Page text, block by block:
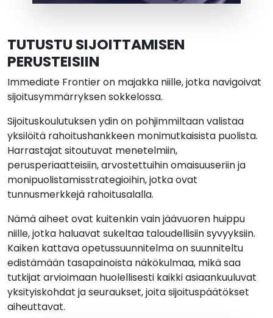
TUTUSTU SIJOITTAMISEN
PERUSTEISIIN
Immediate Frontier on majakka niille, jotka navigoivat
sijoitusymmärryksen sokkelossa.
Sijoituskoulutuksen ydin on pohjimmiltaan valistaa
yksilöitä rahoitushankkeen monimutkaisista puolista.
Harrastajat sitoutuvat menetelmiin,
perusperiaatteisiin, arvostettuihin omaisuuseriin ja
monipuolistamisstrategioihin, jotka ovat
tunnusmerkkejä rahoitusalalla.
Nämä aiheet ovat kuitenkin vain jäävuoren huippu
niille, jotka haluavat sukeltaa taloudellisiin syvyyksiin.
Kaiken kattava opetussuunnitelma on suunniteltu
edistämään tasapainoista näkökulmaa, mikä saa
tutkijat arvioimaan huolellisesti kaikki asiaankuuluvat
yksityiskohdat ja seuraukset, joita sijoituspäätökset
aiheuttavat.